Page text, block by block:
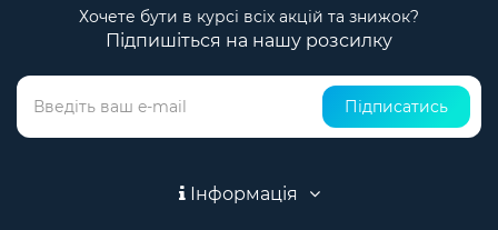
Хочете бути в курсі всіх акцій та знижок?
Підпишіться на нашу розсилку
Підписатись
Інформація